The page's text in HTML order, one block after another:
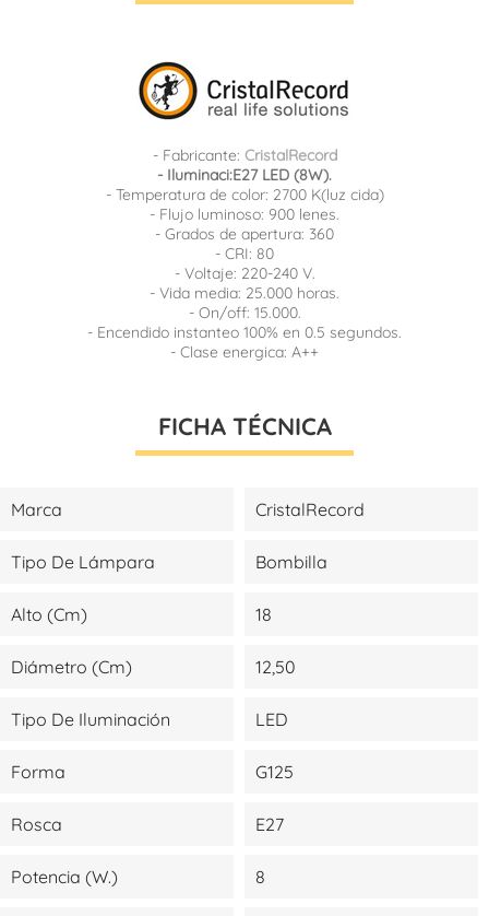
- Fabricante: CristalRecord
- Iluminaci:E27 LED (8W).
- Temperatura de color: 2700 K(luz cida)
- Flujo luminoso: 900 lenes.
- Grados de apertura: 360
- CRI: 80
- Voltaje: 220-240 V.
- Vida media: 25.000 horas.
- On/off: 15.000.
- Encendido instanteo 100% en 0.5 segundos.
- Clase energica: A++
FICHA TÉCNICA
Marca CristalRecord
Tipo De Lámpara Bombilla
Alto (cm) 18
Diámetro (cm) 12,50
Tipo De Iluminación LED
Forma G125
Rosca E27
Potencia (W.) 8